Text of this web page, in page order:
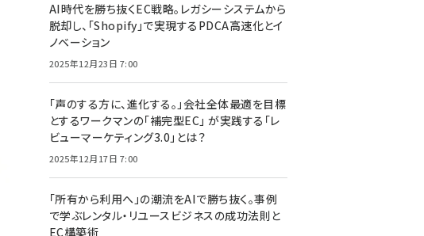
AI時代を勝ち抜くEC戦略。レガシーシステムから
脱却し、「Shopify」で実現するPDCA高速化とイ
ノベーション
2025年12月23日 7:00
「声のする方に、進化する。」会社全体最適を目標
とするワークマンの「補完型EC」 が実践する「レ
ビューマーケティング3.0」とは？
2025年12月17日 7:00
「所有から利用へ」の潮流をAIで勝ち抜く。事例
で学ぶレンタル・リユースビジネスの成功法則と
EC構築術